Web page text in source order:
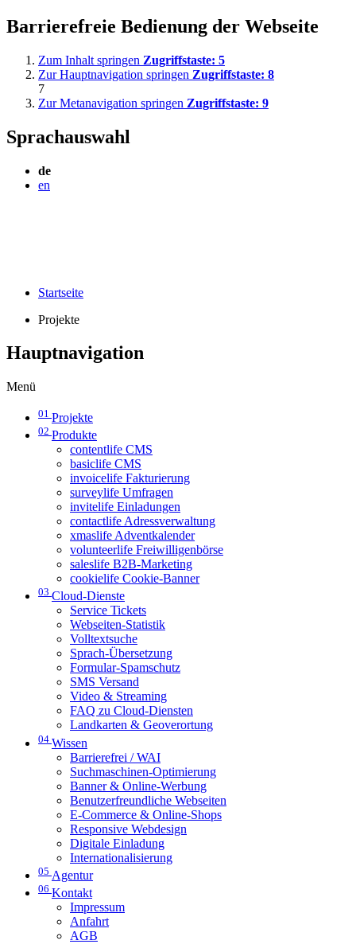
Barrierefreie Bedienung der Webseite
Zum Inhalt springen Zugriffstaste: 5
Zur Hauptnavigation springen Zugriffstaste: 8
7
Zur Metanavigation springen Zugriffstaste: 9
Sprachauswahl
de
en
Startseite
Projekte
Hauptnavigation
Menü
01 Projekte
02 Produkte
contentlife CMS
basiclife CMS
invoicelife Fakturierung
surveylife Umfragen
invitelife Einladungen
contactlife Adressverwaltung
xmaslife Adventkalender
volunteerlife Freiwilligenbörse
saleslife B2B-Marketing
cookielife Cookie-Banner
03 Cloud-Dienste
Service Tickets
Webseiten-Statistik
Volltextsuche
Sprach-Übersetzung
Formular-Spamschutz
SMS Versand
Video & Streaming
FAQ zu Cloud-Diensten
Landkarten & Geoverortung
04 Wissen
Barrierefrei / WAI
Suchmaschinen-Optimierung
Banner & Online-Werbung
Benutzerfreundliche Webseiten
E-Commerce & Online-Shops
Responsive Webdesign
Digitale Einladung
Internationalisierung
05 Agentur
06 Kontakt
Impressum
Anfahrt
AGB